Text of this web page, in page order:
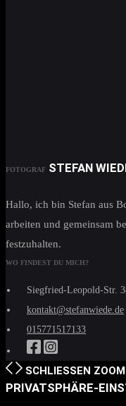
FOTOGRAF STEFAN
Hallo, ich bin Stefan aus
arbeiten und gemeinsam
festzuhalten.
WO FINDEST DU MICH?
Siegfried-Leopold-Str.
kontakt@stefanwiede.de
015771517133
SCHLIESSEN ZOOM
PRIVATSPHÄRE-